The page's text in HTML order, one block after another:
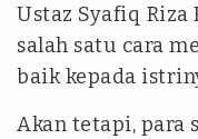
Ustaz Syafiq Riza
salah satu cara
baik kepada
Akan tetapi, para